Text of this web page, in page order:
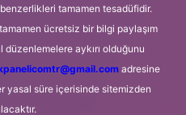
tamamen tesadüfidir.
ücretsiz bir bilgi paylaşım
aykırı olduğunu
adresine
yasal süre içerisinde sitemizden